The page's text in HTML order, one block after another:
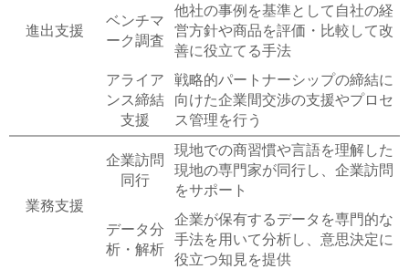
進出支援
ベンチマ
ーク調査
他社の事例を基準として自社の経
営方針や商品を評価・比較して改
善に役立てる手法
アライア
ンス締結
支援
戦略的パートナーシップの締結に
向けた企業間交渉の支援やプロセ
ス管理を行う
業務支援
企業訪問
同行
現地での商習慣や言語を理解した
現地の専門家が同行し、企業訪問
をサポート
データ分
析・解析
企業が保有するデータを専門的な
手法を用いて分析し、意思決定に
役立つ知見を提供